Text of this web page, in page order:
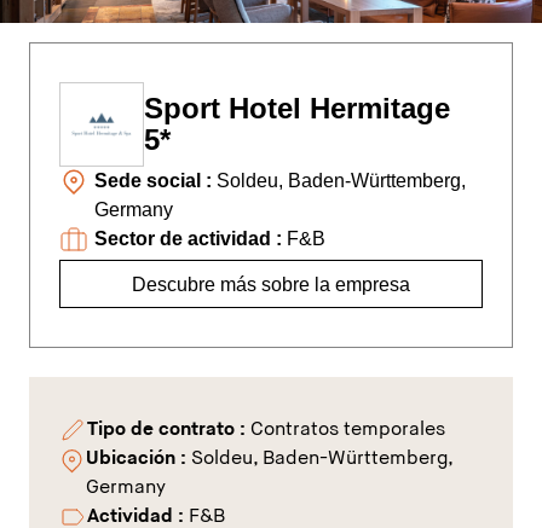
Sport Hotel Hermitage
5*
Sede social : Soldeu, Baden-Württemberg,
Germany
Sector de actividad : F&B
Descubre más sobre la empresa
Tipo de contrato : Contratos temporales
Ubicación : Soldeu, Baden-Württemberg,
Germany
Actividad : F&B